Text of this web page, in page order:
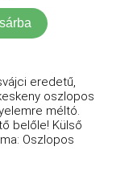
eredetű,
oszlopos
méltó.
belőle! Külső
Oszlopos